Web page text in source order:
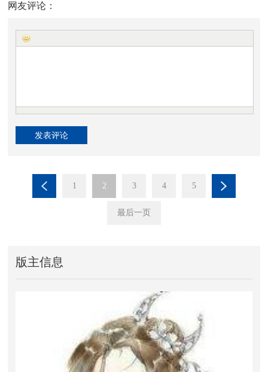
网友评论：
1 2 3 4 5
最后一页
版主信息